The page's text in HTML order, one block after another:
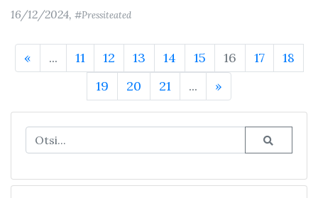
16/12/2024, #Pressiteated
« ... 11 12 13 14 15 16 17
18
19
20 21 ... »